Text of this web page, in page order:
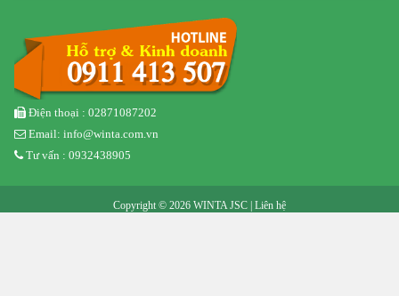
Điện thoại : 02871087202
Email: info@winta.com.vn
Tư vấn : 0932438905
Copyright © 2026 WINTA JSC | Liên hệ